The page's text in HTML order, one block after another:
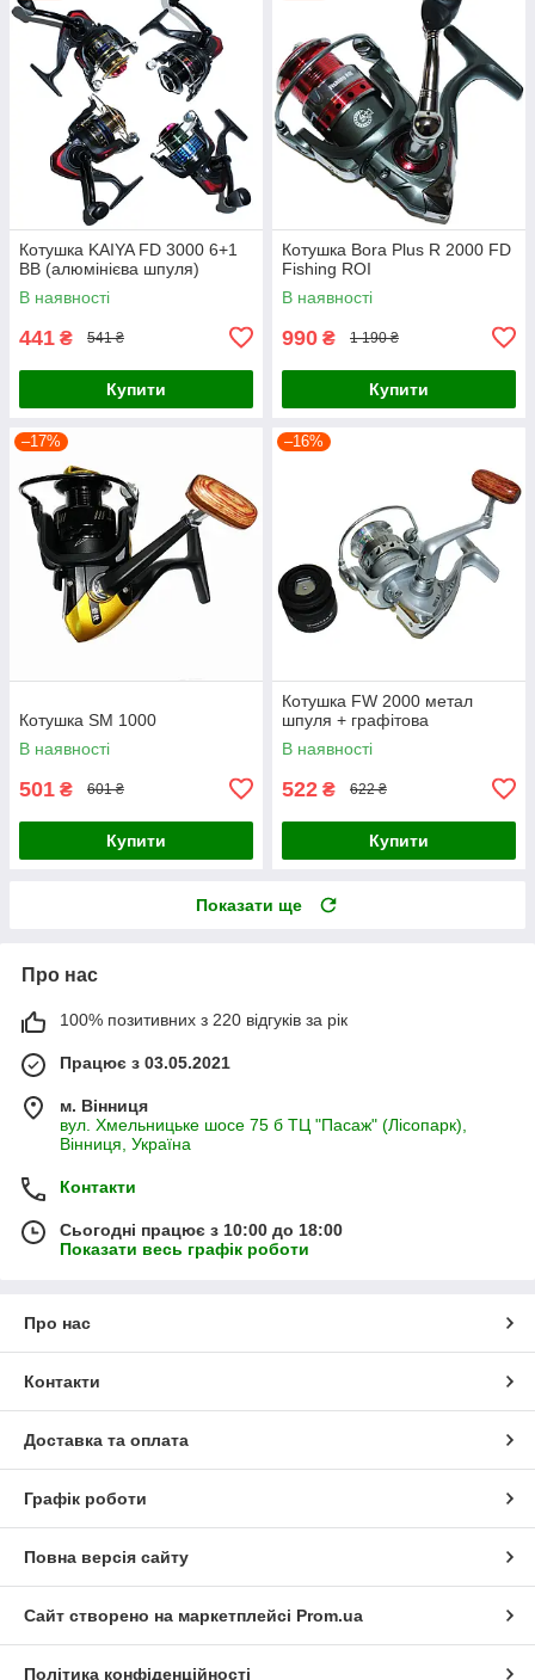
Котушка KAIYA FD 3000 6+1
BB (алюмінієва шпуля)
В наявності
441 ₴ 541 ₴
Купити
Котушка Bora Plus R 2000 FD
Fishing ROI
В наявності
990 ₴ 1 190 ₴
Купити
–17%
Котушка SM 1000
В наявності
501 ₴ 601 ₴
Купити
–16%
Котушка FW 2000 метал
шпуля + графітова
В наявності
522 ₴ 622 ₴
Купити
Показати ще
Про нас
100% позитивних з 220 відгуків за рік
Працює з 03.05.2021
м. Вінниця
вул. Хмельницьке шосе 75 б ТЦ "Пасаж" (Лісопарк),
Вінниця, Україна
Контакти
Сьогодні працює з 10:00 до 18:00
Показати весь графік роботи
Про нас
Контакти
Доставка та оплата
Графік роботи
Повна версія сайту
Сайт створено на маркетплейсі Prom.ua
Політика конфіденційності